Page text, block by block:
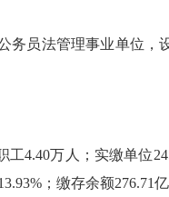
员法管理事业单位，
万人；实缴单位
；缴存余额